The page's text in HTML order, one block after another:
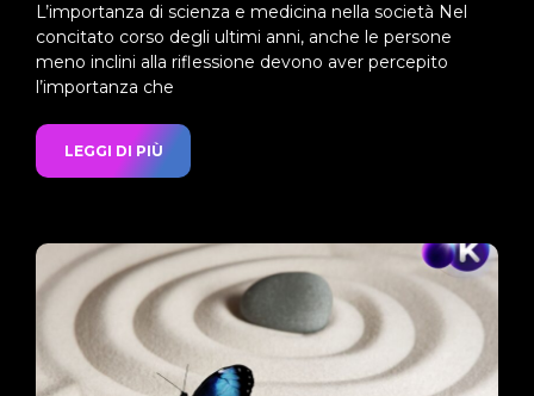
L’importanza di scienza e medicina nella società Nel
concitato corso degli ultimi anni, anche le persone
meno inclini alla riflessione devono aver percepito
l’importanza che
LEGGI DI PIÙ